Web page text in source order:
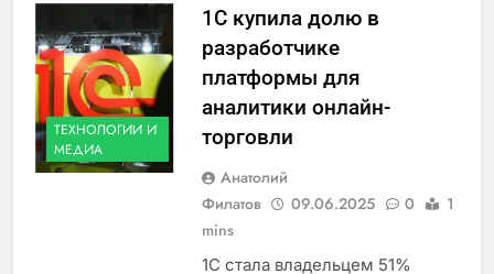
ТЕХНОЛОГИИ И
МЕДИА
1С купила долю в
разработчике
платформы для
аналитики онлайн-
торговли
Анатолий
Филатов
09.06.2025 0
1
mins
1С стала владельцем 51%